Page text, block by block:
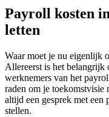
Payroll kosten
letten
Waar moet je nu eigenlijk
Allereerst is het belangrijk
werknemers van het
raden om je toekomstvisie
altijd een gesprek met
stellen.